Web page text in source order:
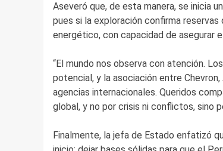
Aseveró que, de esta manera, se inicia
pues si la exploración confirma
energético, con capacidad de asegurar
“El mundo nos observa con atención.
potencial, y la asociación entre
agencias internacionales. Queridos
global, y no por crisis ni conflictos, sino
Finalmente, la jefa de Estado enfatizó